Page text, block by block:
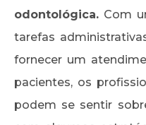
odontológica. Com
tarefas
fornecer um
pacientes, os
podem se sentir